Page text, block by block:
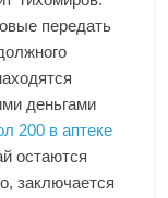
передать
деньгами
200 в аптеке
остаются
заключается